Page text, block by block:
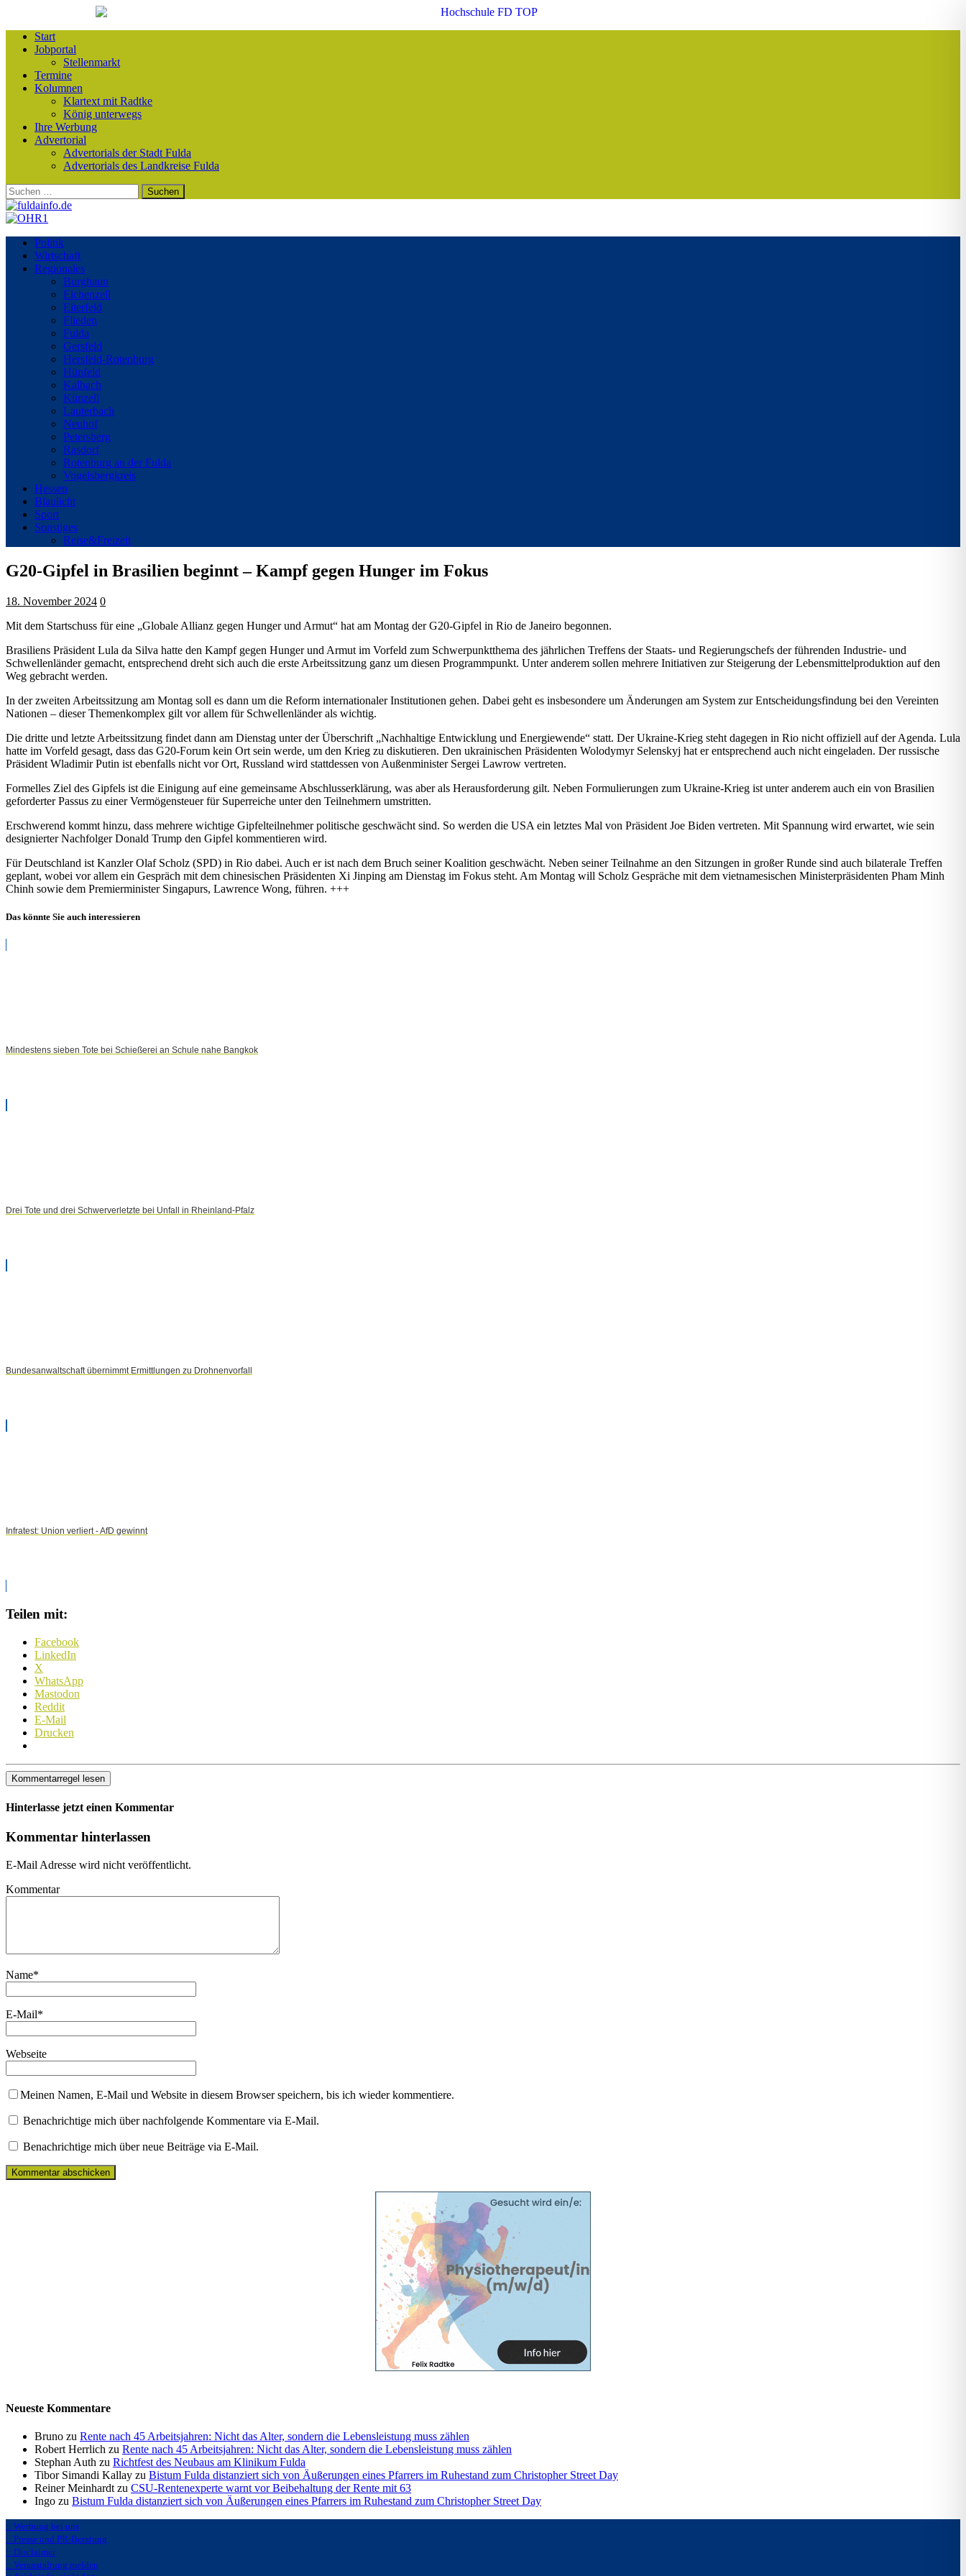
Start
Jobportal
Stellenmarkt
Termine
Kolumnen
Klartext mit Radtke
König unterwegs
Ihre Werbung
Advertorial
Advertorials der Stadt Fulda
Advertorials des Landkreise Fulda
Suchen
nach:
Politik
Wirtschaft
Regionales
Burghaun
Eichenzell
Eiterfeld
Flieden
Fulda
Gersfeld
Hersfeld-Rotenburg
Hünfeld
Kalbach
Künzell
Lauterbach
Neuhof
Petersberg
Rasdorf
Rotenburg an der Fulda
Vogelsbergkreis
Hessen
Blaulicht
Sport
Sonstiges
Reise&Freizeit
G20-Gipfel in Brasilien beginnt – Kampf gegen Hunger im Fokus
18. November 2024 0
Mit dem Startschuss für eine „Globale Allianz gegen Hunger und Armut“ hat am Montag der G20-Gipfel in Rio de Janeiro begonnen.
Brasiliens Präsident Lula da Silva hatte den Kampf gegen Hunger und Armut im Vorfeld zum Schwerpunktthema des jährlichen Treffens der Staats- und Regierungschefs der führenden Industrie- und
Schwellenländer gemacht, entsprechend dreht sich auch die erste Arbeitssitzung ganz um diesen Programmpunkt. Unter anderem sollen mehrere Initiativen zur Steigerung der Lebensmittelproduktion auf den
Weg gebracht werden.
In der zweiten Arbeitssitzung am Montag soll es dann um die Reform internationaler Institutionen gehen. Dabei geht es insbesondere um Änderungen am System zur Entscheidungsfindung bei den Vereinten
Nationen – dieser Themenkomplex gilt vor allem für Schwellenländer als wichtig.
Die dritte und letzte Arbeitssitzung findet dann am Dienstag unter der Überschrift „Nachhaltige Entwicklung und Energiewende“ statt. Der Ukraine-Krieg steht dagegen in Rio nicht offiziell auf der Agenda. Lula
hatte im Vorfeld gesagt, dass das G20-Forum kein Ort sein werde, um den Krieg zu diskutieren. Den ukrainischen Präsidenten Wolodymyr Selenskyj hat er entsprechend auch nicht eingeladen. Der russische
Präsident Wladimir Putin ist ebenfalls nicht vor Ort, Russland wird stattdessen von Außenminister Sergei Lawrow vertreten.
Formelles Ziel des Gipfels ist die Einigung auf eine gemeinsame Abschlusserklärung, was aber als Herausforderung gilt. Neben Formulierungen zum Ukraine-Krieg ist unter anderem auch ein von Brasilien
geforderter Passus zu einer Vermögensteuer für Superreiche unter den Teilnehmern umstritten.
Erschwerend kommt hinzu, dass mehrere wichtige Gipfelteilnehmer politische geschwächt sind. So werden die USA ein letztes Mal von Präsident Joe Biden vertreten. Mit Spannung wird erwartet, wie sein
designierter Nachfolger Donald Trump den Gipfel kommentieren wird.
Für Deutschland ist Kanzler Olaf Scholz (SPD) in Rio dabei. Auch er ist nach dem Bruch seiner Koalition geschwächt. Neben seiner Teilnahme an den Sitzungen in großer Runde sind auch bilaterale Treffen
geplant, wobei vor allem ein Gespräch mit dem chinesischen Präsidenten Xi Jinping am Dienstag im Fokus steht. Am Montag will Scholz Gespräche mit dem vietnamesischen Ministerpräsidenten Pham Minh
Chinh sowie dem Premierminister Singapurs, Lawrence Wong, führen. +++
Das könnte Sie auch interessieren
Mindestens sieben Tote bei Schießerei an Schule nahe Bangkok
Drei Tote und drei Schwerverletzte bei Unfall in Rheinland-Pfalz
Bundesanwaltschaft übernimmt Ermittlungen zu Drohnenvorfall
Infratest: Union verliert - AfD gewinnt
Teilen mit:
Facebook
LinkedIn
X
WhatsApp
Mastodon
Reddit
E-Mail
Drucken
Kommentarregel lesen
Hinterlasse jetzt einen Kommentar
Kommentar hinterlassen
E-Mail Adresse wird nicht veröffentlicht.
Kommentar
Name*
E-Mail*
Webseite
Meinen Namen, E-Mail und Website in diesem Browser speichern, bis ich wieder kommentiere.
Benachrichtige mich über nachfolgende Kommentare via E-Mail.
Benachrichtige mich über neue Beiträge via E-Mail.
Neueste Kommentare
Bruno zu Rente nach 45 Arbeitsjahren: Nicht das Alter, sondern die Lebensleistung muss zählen
Robert Herrlich zu Rente nach 45 Arbeitsjahren: Nicht das Alter, sondern die Lebensleistung muss zählen
Stephan Auth zu Richtfest des Neubaus am Klinikum Fulda
Tibor Simandi Kallay zu Bistum Fulda distanziert sich von Äußerungen eines Pfarrers im Ruhestand zum Christopher Street Day
Reiner Meinhardt zu CSU-Rentenexperte warnt vor Beibehaltung der Rente mit 63
Ingo zu Bistum Fulda distanziert sich von Äußerungen eines Pfarrers im Ruhestand zum Christopher Street Day
:: Werbung bei uns
:: Presse und PR-Beratung
:: Disclaimer
:: Veranstaltung melden